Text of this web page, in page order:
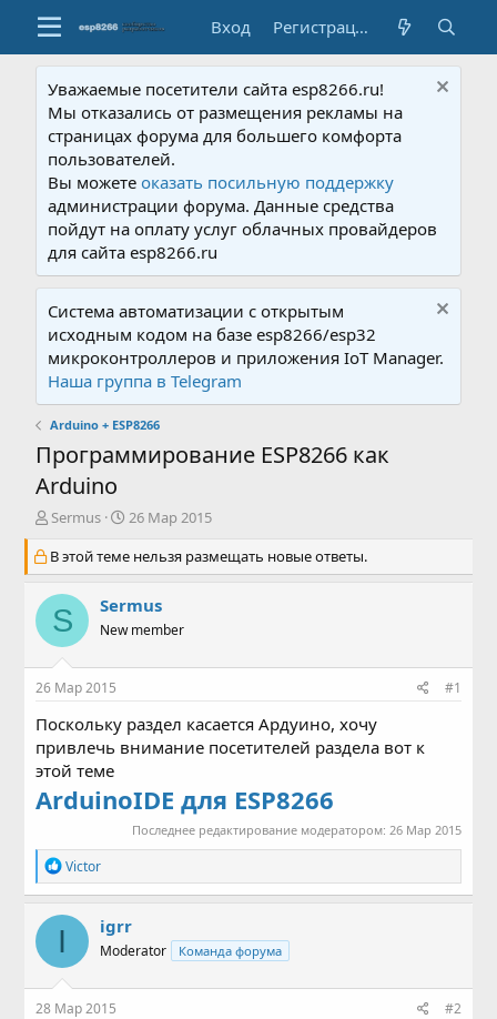
Вход Регистрация
Уважаемые посетители сайта esp8266.ru!
Мы отказались от размещения рекламы на
страницах форума для большего комфорта
пользователей.
Вы можетеоказать посильную поддержку
администрации форума. Данные средства
пойдут на оплату услуг облачных провайдеров
для сайта esp8266.ru
Система автоматизации с открытым
исходным кодом на базе esp8266/esp32
микроконтроллеров и приложения IoT Manager.
Наша группа в Telegram
Arduino + ESP8266
Программирование ESP8266 как
Arduino
А
т
о
р
т
е
Sermus
Д
т
а
а
ч
26 Мар 2015
В этой теме нельзя размещать новые ответы.
S Sermus
New member
26 Мар 2015 #1
Поскольку раздел касается Ардуино, хочу
привлечь внимание посетителей раздела вот к
этой теме
ArduinoIDE для ESP8266
Последнее редактирование модератором: 26 Мар 2015
Р
е
а
к
и
:
Victor
I igrr
Moderator Команда форума
28 Мар 2015 #2